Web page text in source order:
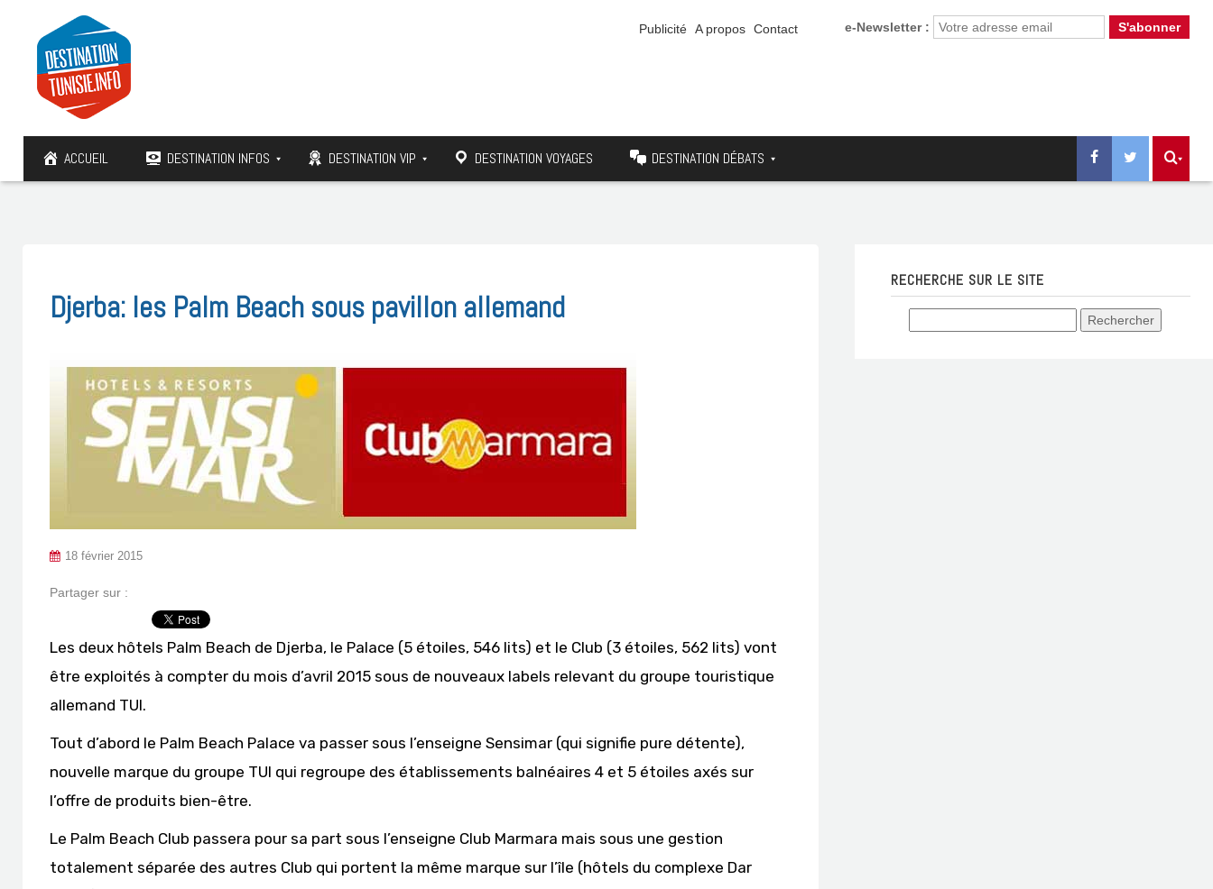
e-Newsletter :
Publicité A propos Contact
ACCUEIL DESTINATION INFOS DESTINATION VIP DESTINATION VOYAGES DESTINATION DÉBATS
Djerba: les Palm Beach sous pavillon allemand
18 février 2015
Partager sur :
Les deux hôtels Palm Beach de Djerba, le Palace (5 étoiles, 546 lits) et le Club (3 étoiles, 562 lits) vont
être exploités à compter du mois d’avril 2015 sous de nouveaux labels relevant du groupe touristique
allemand TUI.
Tout d’abord le Palm Beach Palace va passer sous l’enseigne Sensimar (qui signifie pure détente),
nouvelle marque du groupe TUI qui regroupe des établissements balnéaires 4 et 5 étoiles axés sur
l’offre de produits bien-être.
Le Palm Beach Club passera pour sa part sous l’enseigne Club Marmara mais sous une gestion
totalement séparée des autres Club qui portent la même marque sur l’île (hôtels du complexe Dar
RECHERCHE SUR LE SITE